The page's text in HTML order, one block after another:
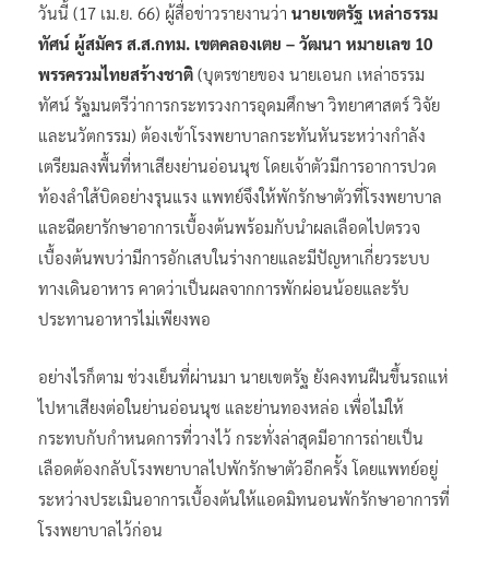
วันนี้ (17 เม.ย. 66) ผู้สื่อข่าวรายงานว่า นายเขตรัฐ เหล่าธรรม
ทัศน์ ผู้สมัคร ส.ส.กทม. เขตคลองเตย – วัฒนา หมายเลข 10
พรรครวมไทยสร้างชาติ (บุตรชายของ นายเอนก เหล่าธรรม
ทัศน์ รัฐมนตรีว่าการกระทรวงการอุดมศึกษา วิทยาศาสตร์ วิจัย
และนวัตกรรม) ต้องเข้าโรงพยาบาลกระทันหันระหว่างกำลัง
เตรียมลงพื้นที่หาเสียงย่านอ่อนนุช โดยเจ้าตัวมีการอาการปวด
ท้องลำใส้บิดอย่างรุนแรง แพทย์จึงให้พักรักษาตัวที่โรงพยาบาล
และฉีดยารักษาอาการเบื้องต้นพร้อมกับนำผลเลือดไปตรวจ
เบื้องต้นพบว่ามีการอักเสบในร่างกายและมีปัญหาเกี่ยวระบบ
ทางเดินอาหาร คาดว่าเป็นผลจากการพักผ่อนน้อยและรับ
ประทานอาหารไม่เพียงพอ
อย่างไรก็ตาม ช่วงเย็นที่ผ่านมา นายเขตรัฐ ยังคงทนฝืนขึ้นรถแห่
ไปหาเสียงต่อในย่านอ่อนนุช และย่านทองหล่อ เพื่อไม่ให้
กระทบกับกำหนดการที่วางไว้ กระทั่งล่าสุดมีอาการถ่ายเป็น
เลือดต้องกลับโรงพยาบาลไปพักรักษาตัวอีกครั้ง โดยแพทย์อยู่
ระหว่างประเมินอาการเบื้องต้นให้แอดมิทนอนพักรักษาอาการที่
โรงพยาบาลไว้ก่อน